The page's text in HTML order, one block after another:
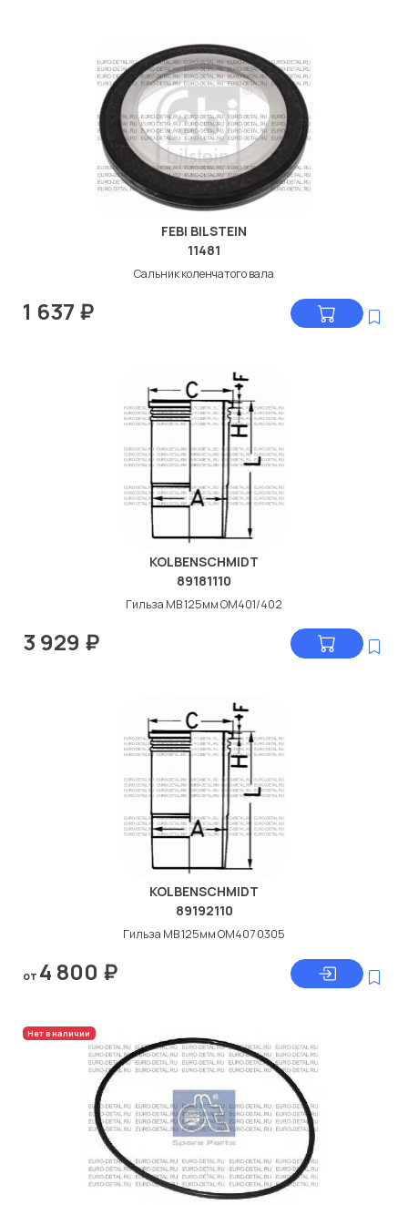
FEBI BILSTEIN
11481
Сальник коленчатого вала
1 637 ₽
KOLBENSCHMIDT
89181110
Гильза МВ 125мм ОМ401/402
3 929 ₽
KOLBENSCHMIDT
89192110
Гильза МВ 125мм ОМ407 0305
от 4 800 ₽
Нет в наличии